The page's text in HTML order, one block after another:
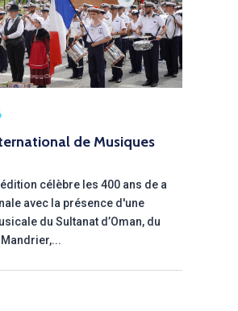
de Musiques
célèbre les 400 ans de a
avec la présence d'une
du Sultanat d’Oman, du